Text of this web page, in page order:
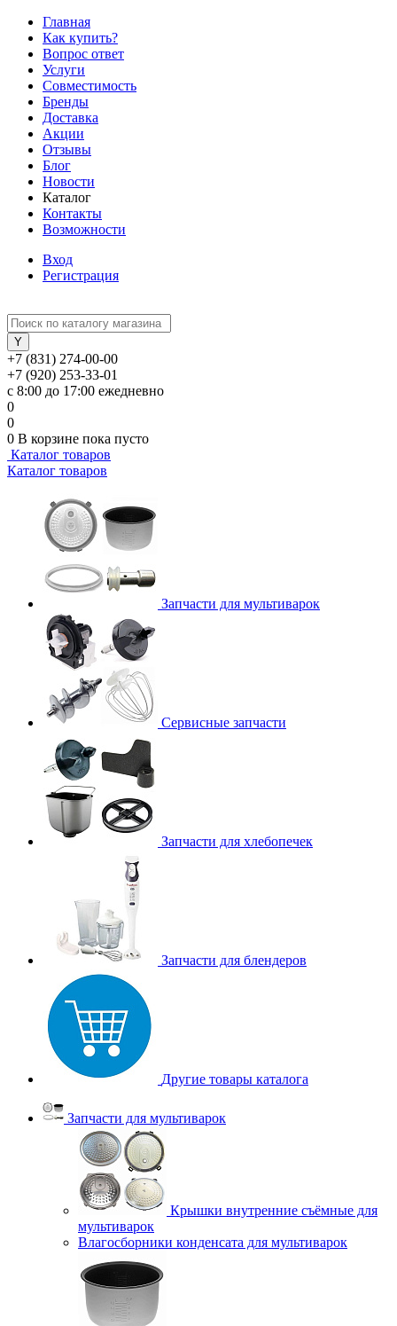
Главная
Как купить?
Вопрос ответ
Услуги
Совместимость
Бренды
Доставка
Акции
Отзывы
Блог
Новости
Каталог
Контакты
Возможности
Вход
Регистрация
+7 (831) 274-00-00
+7 (920) 253-33-01
с 8:00 до 17:00 ежедневно
0
0
0 В корзине пока пусто
Каталог товаров
Каталог товаров
Запчасти для мультиварок
Сервисные запчасти
Запчасти для хлебопечек
Запчасти для блендеров
Другие товары каталога
Запчасти для мультиварок
Крышки внутренние съёмные для
мультиварок
Влагосборники конденсата для мультиварок